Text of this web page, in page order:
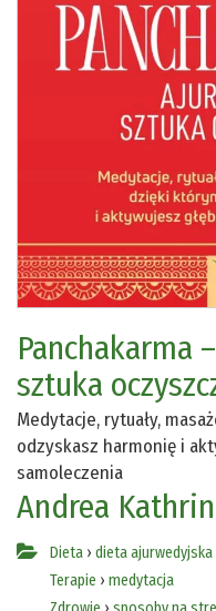
Panchakarma
sztuka
Medytacje, rytuały,
odzyskasz harmonię i
samoleczenia
Andrea
Dieta › dieta ajurwedyjska
Terapie › medytacja